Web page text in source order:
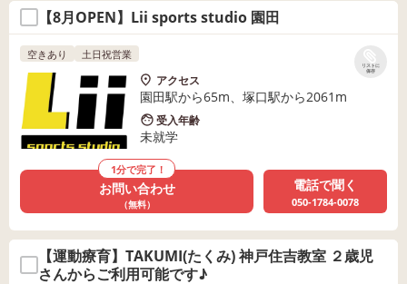
【8月OPEN】Lii sports studio 園田
リストに
保存
空きあり 土日祝営業
アクセス
園田駅から65m、塚口駅から2061m
受入年齢
未就学
1分で完了！
お問い合わせ
（無料）
電話で聞く
050-1784-0078
【運動療育】TAKUMI(たくみ) 神戸住吉教室 ２歳児
さんからご利用可能です♪